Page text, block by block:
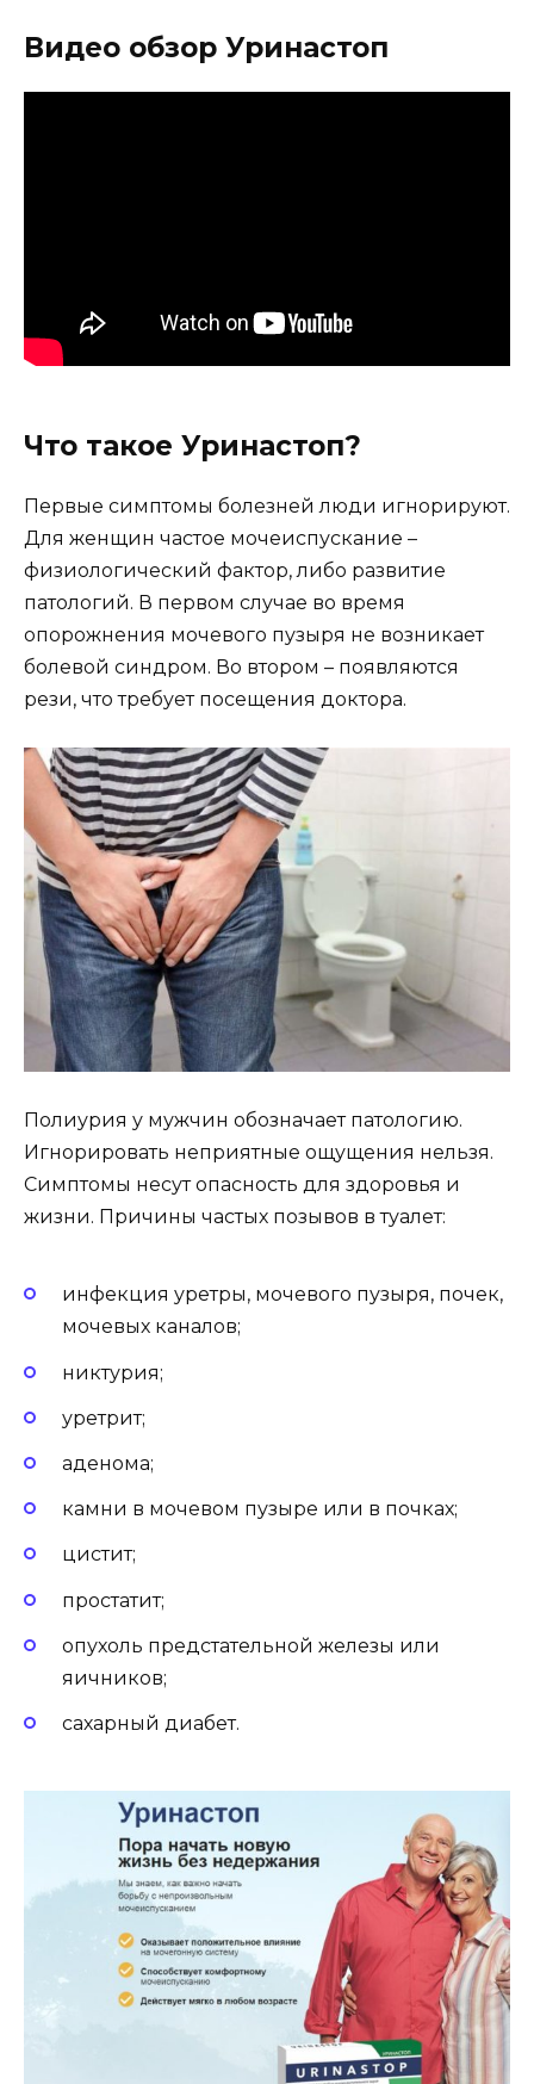
Видео обзор Уринастоп
Что такое Уринастоп?
Первые симптомы болезней люди игнорируют.
Для женщин частое мочеиспускание –
физиологический фактор, либо развитие
патологий. В первом случае во время
опорожнения мочевого пузыря не возникает
болевой синдром. Во втором – появляются
рези, что требует посещения доктора.
Полиурия у мужчин обозначает патологию.
Игнорировать неприятные ощущения нельзя.
Симптомы несут опасность для здоровья и
жизни. Причины частых позывов в туалет:
инфекция уретры, мочевого пузыря, почек,
мочевых каналов;
никтурия;
уретрит;
аденома;
камни в мочевом пузыре или в почках;
цистит;
простатит;
опухоль предстательной железы или
яичников;
сахарный диабет.